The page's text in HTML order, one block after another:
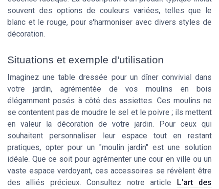
souvent des options de couleurs variées, telles que le
blanc et le rouge, pour s'harmoniser avec divers styles de
décoration.
Situations et exemple d'utilisation
Imaginez une table dressée pour un dîner convivial dans
votre jardin, agrémentée de vos moulins en bois
élégamment posés à côté des assiettes. Ces moulins ne
se contentent pas de moudre le sel et le poivre ; ils mettent
en valeur la décoration de votre jardin. Pour ceux qui
souhaitent personnaliser leur espace tout en restant
pratiques, opter pour un "moulin jardin" est une solution
idéale. Que ce soit pour agrémenter une cour en ville ou un
vaste espace verdoyant, ces accessoires se révèlent être
des alliés précieux. Consultez notre article
L'art des